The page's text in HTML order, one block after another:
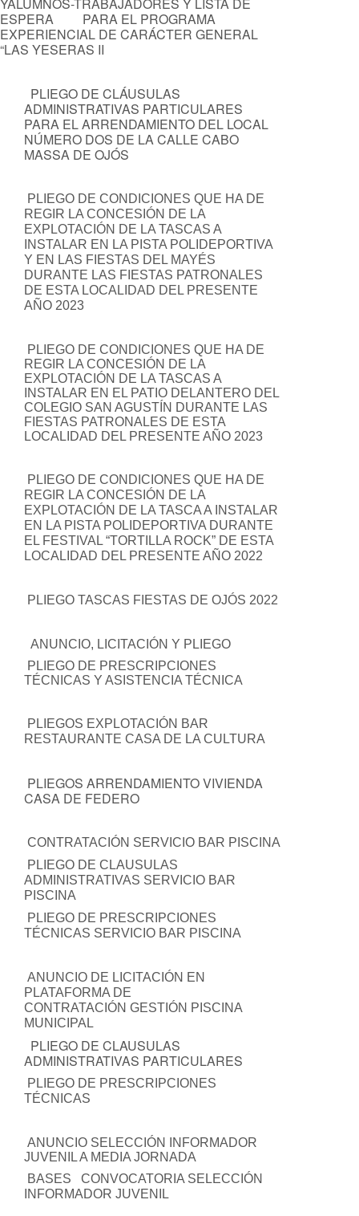
ESPERA PARA EL PROGRAMA
EXPERIENCIAL DE CARÁCTER GENERAL
“LAS YESERAS II
PLIEGO DE CLÁUSULAS
ADMINISTRATIVAS PARTICULARES
PARA EL ARRENDAMIENTO DEL LOCAL
NÚMERO DOS DE LA CALLE CABO
MASSA DE OJÓS
PLIEGO DE CONDICIONES QUE HA DE
REGIR LA CONCESIÓN DE LA
EXPLOTACIÓN DE LA TASCAS A
INSTALAR EN LA PISTA POLIDEPORTIVA
Y EN LAS FIESTAS DEL MAYÉS
DURANTE LAS FIESTAS PATRONALES
DE ESTA LOCALIDAD DEL PRESENTE
AÑO 2023
PLIEGO DE CONDICIONES QUE HA DE
REGIR LA CONCESIÓN DE LA
EXPLOTACIÓN DE LA TASCAS A
INSTALAR EN EL PATIO DELANTERO DEL
COLEGIO SAN AGUSTÍN DURANTE LAS
FIESTAS PATRONALES DE ESTA
LOCALIDAD DEL PRESENTE AÑO 2023
PLIEGO DE CONDICIONES QUE HA DE
REGIR LA CONCESIÓN DE LA
EXPLOTACIÓN DE LA TASCA A INSTALAR
EN LA PISTA POLIDEPORTIVA DURANTE
EL FESTIVAL “TORTILLA ROCK” DE ESTA
LOCALIDAD DEL PRESENTE AÑO 2022
PLIEGO TASCAS FIESTAS DE OJÓS 2022
ANUNCIO, LICITACIÓN Y PLIEGO
PLIEGO DE PRESCRIPCIONES
TÉCNICAS Y ASISTENCIA TÉCNICA
PLIEGOS EXPLOTACIÓN BAR
RESTAURANTE CASA DE LA CULTURA
PLIEGOS ARRENDAMIENTO VIVIENDA
CASA DE FEDERO
CONTRATACIÓN SERVICIO BAR PISCINA
PLIEGO DE CLAUSULAS
ADMINISTRATIVAS SERVICIO BAR
PISCINA
PLIEGO DE PRESCRIPCIONES
TÉCNICAS SERVICIO BAR PISCINA
ANUNCIO DE LICITACIÓN EN
PLATAFORMA DE
CONTRATACIÓN GESTIÓN PISCINA
MUNICIPAL
PLIEGO DE CLAUSULAS
ADMINISTRATIVAS PARTICULARES
PLIEGO DE PRESCRIPCIONES
TÉCNICAS
ANUNCIO SELECCIÓN INFORMADOR
JUVENIL A MEDIA JORNADA
BASES CONVOCATORIA SELECCIÓN
INFORMADOR JUVENIL